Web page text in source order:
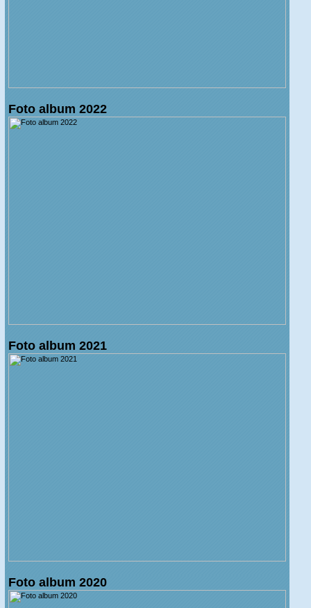
Foto album 2022
Foto album 2021
Foto album 2020